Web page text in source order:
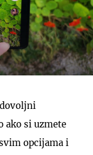
ako si uzmete
opcijama i